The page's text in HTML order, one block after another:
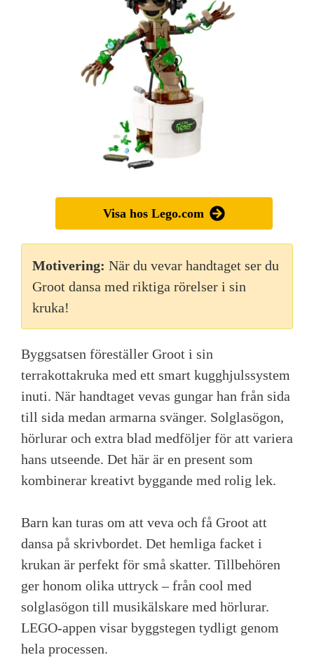
Visa hos Lego.com
Motivering: När du vevar handtaget ser du
Groot dansa med riktiga rörelser i sin
kruka!
Byggsatsen föreställer Groot i sin
terrakottakruka med ett smart kugghjulssystem
inuti. När handtaget vevas gungar han från sida
till sida medan armarna svänger. Solglasögon,
hörlurar och extra blad medföljer för att variera
hans utseende. Det här är en present som
kombinerar kreativt byggande med rolig lek.
Barn kan turas om att veva och få Groot att
dansa på skrivbordet. Det hemliga facket i
krukan är perfekt för små skatter. Tillbehören
ger honom olika uttryck – från cool med
solglasögon till musikälskare med hörlurar.
LEGO-appen visar byggstegen tydligt genom
hela processen.